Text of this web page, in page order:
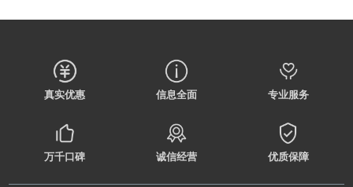
真实优惠 信息全面 专业服务
万千口碑 诚信经营 优质保障